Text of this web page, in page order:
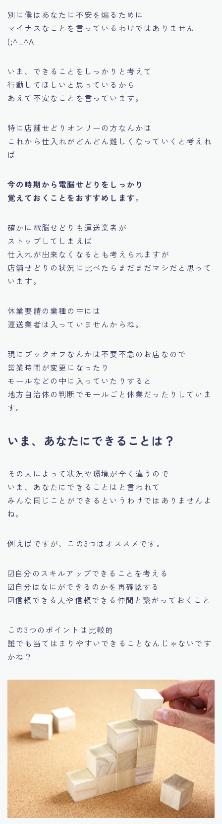
別に僕はあなたに不安を煽るために
マイナスなことを言っているわけではありません
(;^_^A
いま、できることをしっかりと考えて
行動してほしいと思っているから
あえて不安なことを言っています。
特に店舗せどりオンリーの方なんかは
これから仕入れがどんどん難しくなっていくと考えれ
ば
今の時期から電脳せどりをしっかり
覚えておくことをおすすめします。
確かに電脳せどりも運送業者が
ストップしてしまえば
仕入れが出来なくなるとも考えられますが
店舗せどりの状況に比べたらまだまだマシだと思って
います。
休業要請の業種の中には
運送業者は入っていませんからね。
現にブックオフなんかは不要不急のお店なので
営業時間が変更になったり
モールなどの中に入っていたりすると
地方自治体の判断でモールごと休業だったりしていま
す。
いま、あなたにできることは？
その人によって状況や環境が全く違うので
いま、あなたにできることはと言われて
みんな同じことができるというわけではありませんよ
ね。
例えばですが、この3つはオススメです。
☑自分のスキルアップできることを考える
☑自分はなにができるのかを再確認する
☑信頼できる人や信頼できる仲間と繋がっておくこと
この3つのポイントは比較的
誰でも当てはまりやすいできることなんじゃないです
かね？